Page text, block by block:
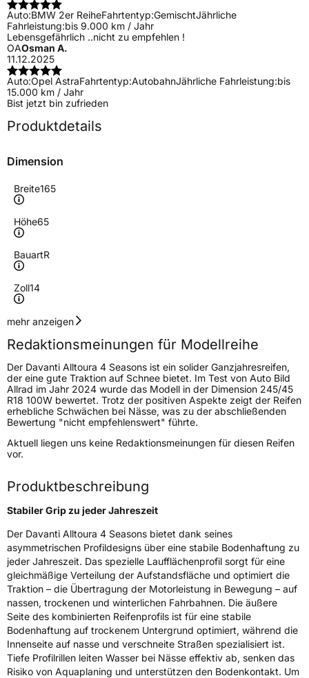
Auto:BMW 2er ReiheFahrtentyp:GemischtJährliche
Fahrleistung:bis 9.000 km / Jahr
Lebensgefährlich ..nicht zu empfehlen !
OAOsman A.
11.12.2025
Auto:Opel AstraFahrtentyp:AutobahnJährliche Fahrleistung:bis
15.000 km / Jahr
Bist jetzt bin zufrieden
Produktdetails
Dimension
Breite165
Höhe65
BauartR
Zoll14
Geschwindigkeitsindex
Höchstgeschwindigkeit
190 km/h
Lastindex79
Höchstlast437 kg
Generelle Merkmale
VerwendungGanzjahresreifen
Modellname
Alltoura 4 Seasons
Weitere Eigenschaften
Schlauchtyp TL
ZustandNeureifen
M+SJa
mehr anzeigen
Redaktionsmeinungen für Modellreihe
Der Davanti Alltoura 4 Seasons ist ein solider Ganzjahresreifen,
der eine gute Traktion auf Schnee bietet. Im Test von Auto Bild
Allrad im Jahr 2024 wurde das Modell in der Dimension 245/45
R18 100W bewertet. Trotz der positiven Aspekte zeigt der Reifen
erhebliche Schwächen bei Nässe, was zu der abschließenden
Bewertung "nicht empfehlenswert" führte.
Aktuell liegen uns keine Redaktionsmeinungen für diesen Reifen
vor.
Produktbeschreibung
Stabiler Grip zu jeder Jahreszeit
Der Davanti Alltoura 4 Seasons bietet dank seines
asymmetrischen Profildesigns über eine stabile Bodenhaftung zu
jeder Jahreszeit. Das spezielle Laufflächenprofil sorgt für eine
gleichmäßige Verteilung der Aufstandsfläche und optimiert die
Traktion – die Übertragung der Motorleistung in Bewegung – auf
nassen, trockenen und winterlichen Fahrbahnen. Die äußere
Seite des kombinierten Reifenprofils ist für eine stabile
Bodenhaftung auf trockenem Untergrund optimiert, während die
Innenseite auf nasse und verschneite Straßen spezialisiert ist.
Tiefe Profilrillen leiten Wasser bei Nässe effektiv ab, senken das
Risiko von Aquaplaning und unterstützen den Bodenkontakt. Um